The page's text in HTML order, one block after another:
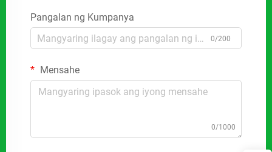
Pangalan ng Kumpanya
0/200
Mensahe
0/1000